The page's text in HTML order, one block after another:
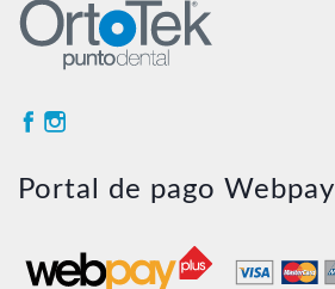
Portal de pago Webpay